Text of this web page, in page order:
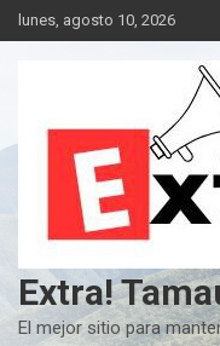
Skip
to
lunes, agosto 10, 2026
Extra!
El mejor sitio para